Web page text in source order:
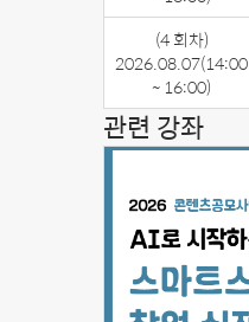
(4 회차)
2026.08.07(14:00
~ 16:00)
관련 강좌